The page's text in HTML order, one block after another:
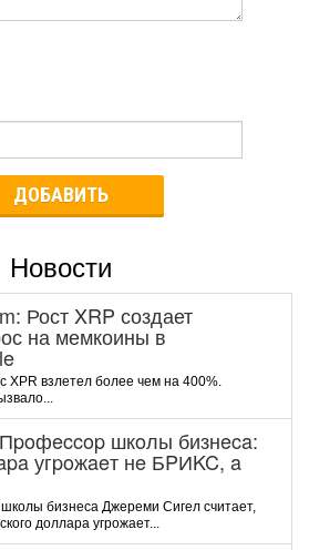
ДОБАВИТЬ
Новости
Рост XRP создает
на мемкоины в
XPR взлетел более чем на 400%.
шкoлы бизнeca:
угpoжaeт нe БPИKC, a
бизнeca Джepeми Cигeл cчитaeт,
дoллapa угpoжaeт...